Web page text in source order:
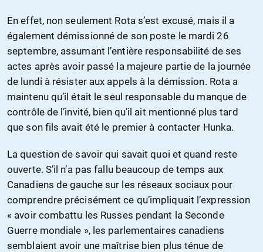
En effet, non seulement Rota s’est excusé, mais il a
également démissionné de son poste le mardi 26
septembre, assumant l’entière responsabilité de ses
actes après avoir passé la majeure partie de la journée
de lundi à résister aux appels à la démission. Rota a
maintenu qu’il était le seul responsable du manque de
contrôle de l’invité, bien qu’il ait mentionné plus tard
que son fils avait été le premier à contacter Hunka.
La question de savoir qui savait quoi et quand reste
ouverte. S’il n’a pas fallu beaucoup de temps aux
Canadiens de gauche sur les réseaux sociaux pour
comprendre précisément ce qu’impliquait l’expression
« avoir combattu les Russes pendant la Seconde
Guerre mondiale », les parlementaires canadiens
semblaient avoir une maîtrise bien plus ténue de